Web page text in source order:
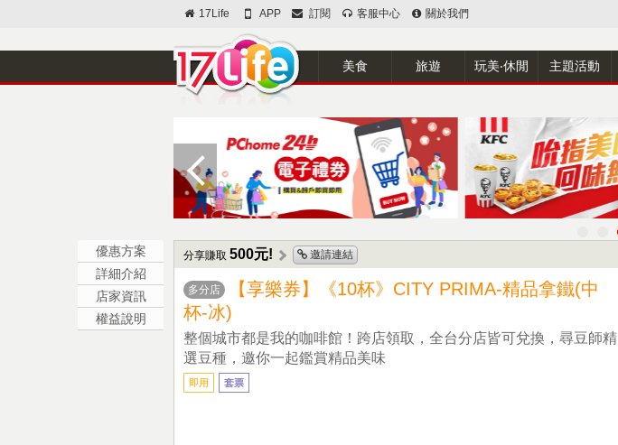
17Life APP 訂閱 客服中心 關於我們
美食 旅遊 玩美‧休閒 主題活動
優惠方案
詳細介紹
店家資訊
權益說明
分享賺取 500元! 邀請連結
多分店
【享樂券】《10杯》CITY PRIMA-精品拿鐵(中
杯-冰)
整個城市都是我的咖啡館！跨店領取，全台分店皆可兌換，尋豆師精
選豆種，邀你一起鑑賞精品美味
即用 套票